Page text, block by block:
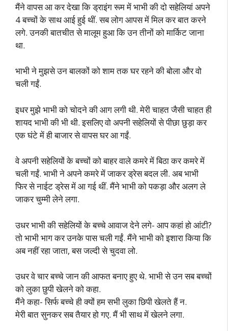
मैंने वापस आ कर देखा कि ड्राइंग रूम में भाभी की दो सहेलियां अपने
4 बच्चों के साथ आई हुई थीं. सब लोग आपस में मिल कर बात करने
लगे. उनकी बातचीत से मालूम हुआ कि उन तीनों को मार्किट जाना
था.
भाभी ने मुझसे उन बालकों को शाम तक घर रहने की बोला और वो
चली गईं.
इधर मुझे भाभी को चोदने की आग लगी थी. मेरी चाहत जैसी चाहत ही
शायद भाभी की भी थी. इसलिए वो अपनी सहेलियों से पीछा छुड़ा कर
एक घंटे में ही बाजार से वापस घर आ गईं.
वे अपनी सहेलियों के बच्चों को बाहर वाले कमरे में बिठा कर कमरे में
चली गईं. भाभी ने अपने कमरे में जाकर ड्रेस बदल ली. अब भाभी
फिर से नाईट ड्रेस में आ गई थीं. मैंने भाभी को पकड़ा और अलग ले
जाकर चुम्मी लेने लगा.
उधर भाभी की सहेलियों के बच्चे आवाज देने लगे- आप कहां हो आंटी?
तो भाभी भाग कर उनके पास चली गईं. मैंने भाभी को इशारा किया कि
अब नहीं रहा जाता, बस जल्दी से चुदवा लो.
उधर वे चार बच्चे जान की आफत बनाए हुए थे. भाभी से उन सब बच्चों
को लुका छुपी खेलने को कहा.
मैंने कहा- सिर्फ बच्चे ही क्यों हम सभी लुका छिपी खेलते हैं न.
मेरी बात सुनकर सब तैयार हो गए. मैं भी साथ में खेलने लगा.